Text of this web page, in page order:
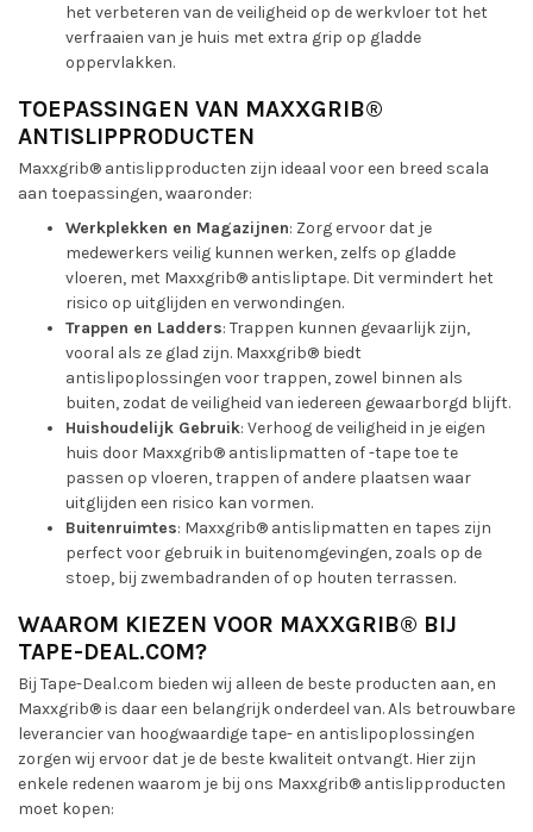
het verbeteren van de veiligheid op de werkvloer tot het
verfraaien van je huis met extra grip op gladde
oppervlakken.
TOEPASSINGEN VAN MAXXGRIB®
ANTISLIPPRODUCTEN
Maxxgrib® antislipproducten zijn ideaal voor een breed scala
aan toepassingen, waaronder:
Werkplekken en Magazijnen: Zorg ervoor dat je
medewerkers veilig kunnen werken, zelfs op gladde
vloeren, met Maxxgrib® antisliptape. Dit vermindert het
risico op uitglijden en verwondingen.
Trappen en Ladders: Trappen kunnen gevaarlijk zijn,
vooral als ze glad zijn. Maxxgrib® biedt
antislipoplossingen voor trappen, zowel binnen als
buiten, zodat de veiligheid van iedereen gewaarborgd blijft.
Huishoudelijk Gebruik: Verhoog de veiligheid in je eigen
huis door Maxxgrib® antislipmatten of -tape toe te
passen op vloeren, trappen of andere plaatsen waar
uitglijden een risico kan vormen.
Buitenruimtes: Maxxgrib® antislipmatten en tapes zijn
perfect voor gebruik in buitenomgevingen, zoals op de
stoep, bij zwembadranden of op houten terrassen.
WAAROM KIEZEN VOOR MAXXGRIB® BIJ
TAPE-DEAL.COM?
Bij Tape-Deal.com bieden wij alleen de beste producten aan, en
Maxxgrib® is daar een belangrijk onderdeel van. Als betrouwbare
leverancier van hoogwaardige tape- en antislipoplossingen
zorgen wij ervoor dat je de beste kwaliteit ontvangt. Hier zijn
enkele redenen waarom je bij ons Maxxgrib® antislipproducten
moet kopen: